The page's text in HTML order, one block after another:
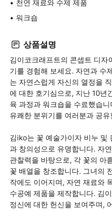
천연 재료와 수제 제품
워크숍
상품설명
김이코크래프트의 콘셉트 디자
기를 경험해 보세요. 자연과 수
는 자연스럽게 자신의 열정을
에 대한 호기심으로, 지난 10년
육 과정과 워크숍을 수료했습
유쾌한 분위기를 여러분과 공
김iko는 꽃 예술가이자 비누 및
과 창의성으로 유명합니다. 자
관찰력을 바탕으로, 각 꽃의 아
꽃 배열을 창조합니다. 그녀의
작에도 이어지며, 자연 재료와
수공예 제품을 제작합니다. 김
정신에 대한 헌신을 보여주며,